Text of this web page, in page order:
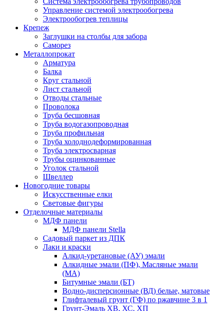
Управление системой электрообогрева
Электрообогрев теплицы
Крепеж
Заглушки на столбы для забора
Саморез
Металлопрокат
Арматура
Балка
Круг стальной
Лист стальной
Отводы стальные
Проволока
Труба бесшовная
Труба водогазопроводная
Труба профильная
Труба холоднодеформированная
Труба электросварная
Трубы оцинкованные
Уголок стальной
Швеллер
Новогодние товары
Искусственные елки
Световые фигуры
Отделочные материалы
МДФ панели
МДФ панели Stella
Садовый паркет из ДПК
Лаки и краски
Алкид-уретановые (АУ) эмали
Алкидные эмали (ПФ), Масляные эмали
(МА)
Битумные эмали (БТ)
Водно-дисперсионные (ВД) белые, матовые
Глифталевый грунт (ГФ) по ржавчине 3 в 1
Грунт-Эмаль ХВ, ХС, ХП